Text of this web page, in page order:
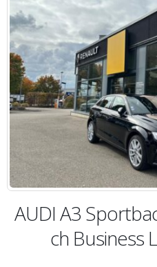
AUDI A3
ch Business